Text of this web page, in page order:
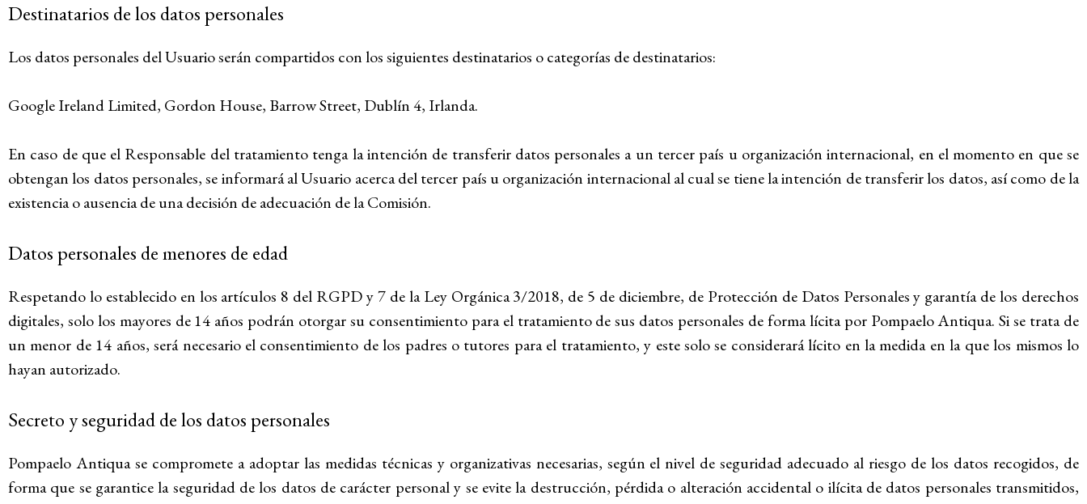
Destinatarios de los datos personales
Los datos personales del Usuario serán compartidos con los siguientes destinatarios o categorías de destinatarios:
Google Ireland Limited, Gordon House, Barrow Street, Dublín 4, Irlanda.
En caso de que el Responsable del tratamiento tenga la intención de transferir datos personales a un tercer país u organización internacional, en el momento en que se
obtengan los datos personales, se informará al Usuario acerca del tercer país u organización internacional al cual se tiene la intención de transferir los datos, así como de la
existencia o ausencia de una decisión de adecuación de la Comisión.
Datos personales de menores de edad
Respetando lo establecido en los artículos 8 del RGPD y 7 de la Ley Orgánica 3/2018, de 5 de diciembre, de Protección de Datos Personales y garantía de los derechos
digitales, solo los mayores de 14 años podrán otorgar su consentimiento para el tratamiento de sus datos personales de forma lícita por Pompaelo Antiqua. Si se trata de
un menor de 14 años, será necesario el consentimiento de los padres o tutores para el tratamiento, y este solo se considerará lícito en la medida en la que los mismos lo
hayan autorizado.
Secreto y seguridad de los datos personales
Pompaelo Antiqua se compromete a adoptar las medidas técnicas y organizativas necesarias, según el nivel de seguridad adecuado al riesgo de los datos recogidos, de
forma que se garantice la seguridad de los datos de carácter personal y se evite la destrucción, pérdida o alteración accidental o ilícita de datos personales transmitidos,